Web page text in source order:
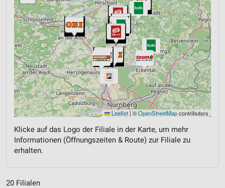
Leaflet | ©OpenStreetMapcontributors
Klicke auf das Logo der Filiale in der Karte, um mehr
Informationen (Öffnungszeiten & Route) zur Filiale zu
erhalten.
20 Filialen